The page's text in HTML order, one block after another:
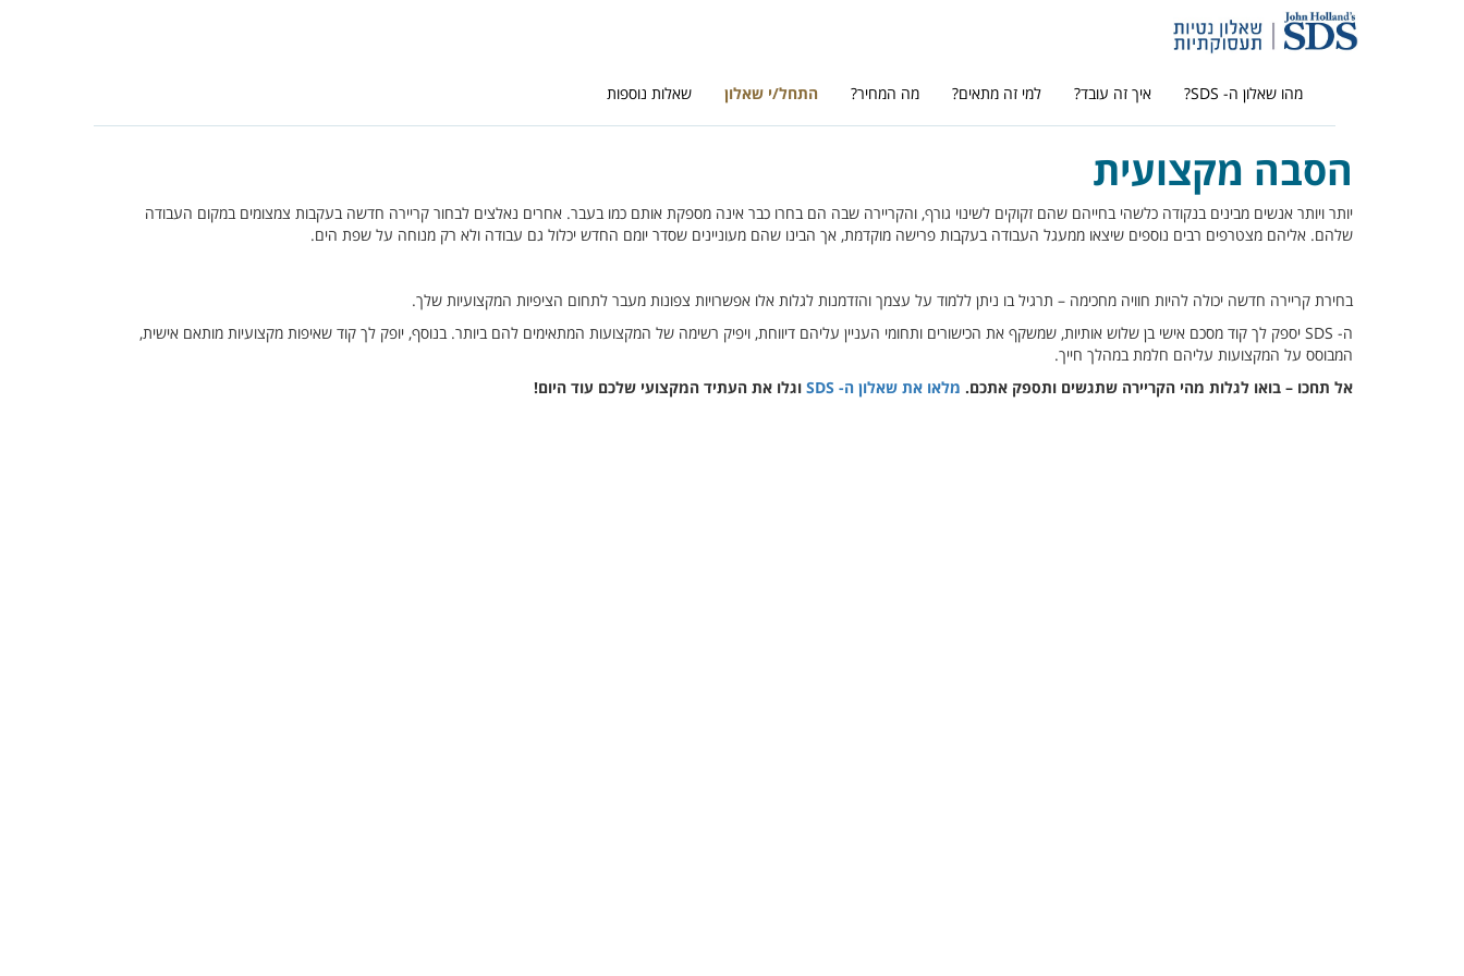
מהו שאלון ה- SDS? איך זה עובד? למי זה מתאים? מה המחיר? התחל/י שאלון שאלות נוספות
הסבה מקצועית
יותר ויותר אנשים מבינים בנקודה כלשהי בחייהם שהם זקוקים לשינוי גורף, והקריירה שבה הם בחרו כבר אינה מספקת אותם כמו בעבר. אחרים נאלצים לבחור קריירה חדשה בעקבות צמצומים במקום העבודה
שלהם. אליהם מצטרפים רבים נוספים שיצאו ממעגל העבודה בעקבות פרישה מוקדמת, אך הבינו שהם מעוניינים שסדר יומם החדש יכלול גם עבודה ולא רק מנוחה על שפת הים.
בחירת קריירה חדשה יכולה להיות חוויה מחכימה – תרגיל בו ניתן ללמוד על עצמך והזדמנות לגלות אלו אפשרויות צפונות מעבר לתחום הציפיות המקצועיות שלך.
ה- SDS יספק לך קוד מסכם אישי בן שלוש אותיות, שמשקף את הכישורים ותחומי העניין עליהם דיווחת, ויפיק רשימה של המקצועות המתאימים להם ביותר. בנוסף, יופק לך קוד שאיפות מקצועיות מותאם אישית,
המבוסס על המקצועות עליהם חלמת במהלך חייך.
אל תחכו – בואו לגלות מהי הקריירה שתגשים ותספק אתכם. מלאו את שאלון ה- SDS וגלו את העתיד המקצועי שלכם עוד היום!